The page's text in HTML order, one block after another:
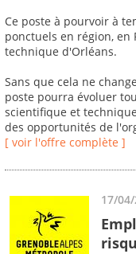
Ce poste à pourvoir à
ponctuels en région, en
technique d'Orléans.
Sans que cela ne
poste pourra évoluer
scientifique et
des opportunités de
[ voir l'offre complète ]
17/